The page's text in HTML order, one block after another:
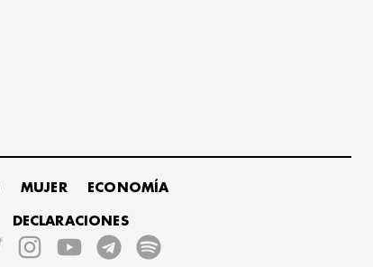
MUJER ECONOMÍA
DECLARACIONES